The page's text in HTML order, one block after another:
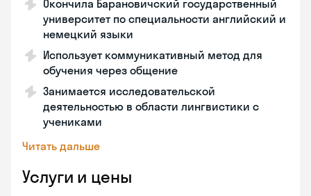
Окончила Барановичский государственный
университет по специальности английский и
немецкий языки
Использует коммуникативный метод для
обучения через общение
Занимается исследовательской
деятельностью в области лингвистики с
учениками
Читать дальше
Услуги и цены